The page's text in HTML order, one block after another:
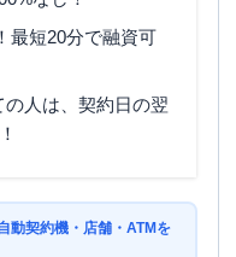
最短20分で融資可
人は、契約日の翌
動契約機・店舗・ATMを